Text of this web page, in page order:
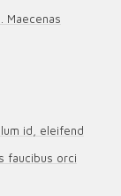
Maecenas
id, eleifend
faucibus orci